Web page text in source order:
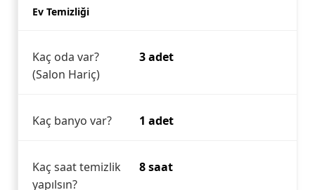
Ev Temizliği
Kaç oda var?
(Salon Hariç)
3 adet
Kaç banyo var? 1 adet
Kaç saat temizlik
yapılsın?
8 saat